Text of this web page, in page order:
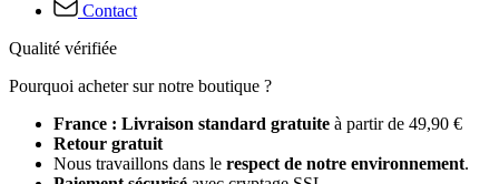
Contact
Qualité vérifiée
Pourquoi acheter sur notre boutique ?
France : Livraison standard gratuite à partir de 49,90 €
Retour gratuit
Nous travaillons dans le respect de notre environnement.